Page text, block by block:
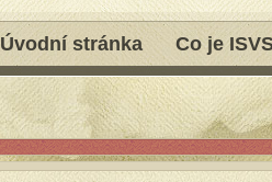
Úvodní stránka Co je